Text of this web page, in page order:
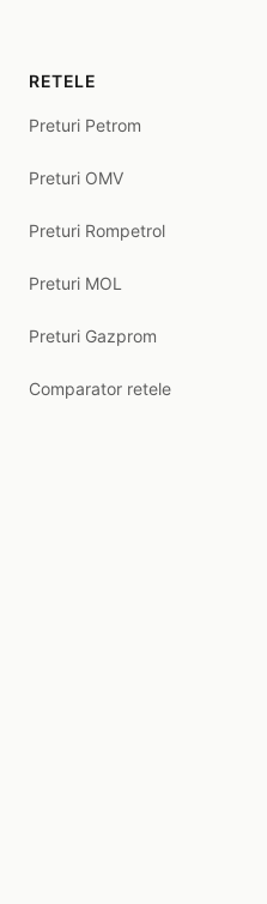
RETELE
Preturi Petrom
Preturi OMV
Preturi Rompetrol
Preturi MOL
Preturi Gazprom
Comparator retele